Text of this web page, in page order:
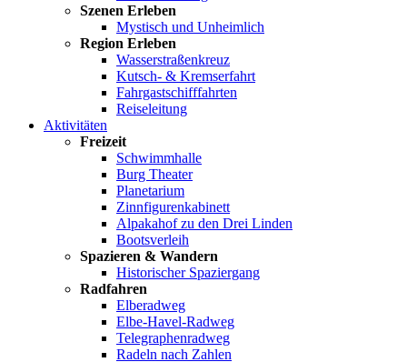
Szenen Erleben
Mystisch und Unheimlich
Region Erleben
Wasserstraßenkreuz
Kutsch- & Kremserfahrt
Fahrgastschifffahrten
Reiseleitung
Aktivitäten
Freizeit
Schwimmhalle
Burg Theater
Planetarium
Zinnfigurenkabinett
Alpakahof zu den Drei Linden
Bootsverleih
Spazieren & Wandern
Historischer Spaziergang
Radfahren
Elberadweg
Elbe-Havel-Radweg
Telegraphenradweg
Radeln nach Zahlen